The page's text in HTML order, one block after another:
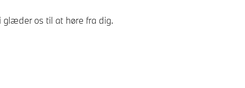
glæder os til at høre fra dig.